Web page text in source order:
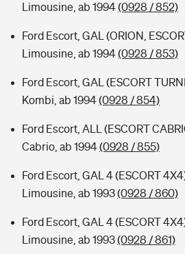
Limousine, ab 1994(0928 / 852)
Ford Escort, GAL (ORION,
Limousine, ab 1994(0928 / 853)
Ford Escort, GAL (ESCORT
Kombi, ab 1994(0928 / 854)
Ford Escort, ALL (ESCORT
Cabrio, ab 1994(0928 / 855)
Ford Escort, GAL 4 (ESCORT
Limousine, ab 1993(0928 / 860)
Ford Escort, GAL 4 (ESCORT
Limousine, ab 1993(0928 / 861)